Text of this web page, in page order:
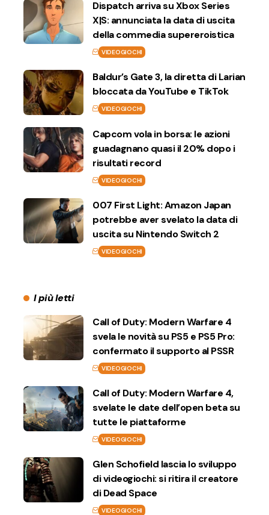
Dispatch arriva su Xbox Series
X|S: annunciata la data di uscita
della commedia supereroistica
VIDEOGIOCHI
Baldur’s Gate 3, la diretta di Larian
bloccata da YouTube e TikTok
VIDEOGIOCHI
Capcom vola in borsa: le azioni
guadagnano quasi il 20% dopo i
risultati record
VIDEOGIOCHI
007 First Light: Amazon Japan
potrebbe aver svelato la data di
uscita su Nintendo Switch 2
VIDEOGIOCHI
I più letti
Call of Duty: Modern Warfare 4
svela le novità su PS5 e PS5 Pro:
confermato il supporto al PSSR
VIDEOGIOCHI
Call of Duty: Modern Warfare 4,
svelate le date dell’open beta su
tutte le piattaforme
VIDEOGIOCHI
Glen Schofield lascia lo sviluppo
di videogiochi: si ritira il creatore
di Dead Space
VIDEOGIOCHI